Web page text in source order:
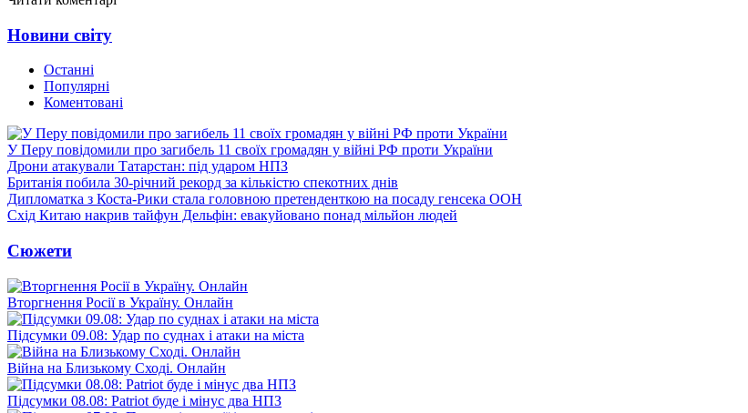
Новини світу
Останні
Популярні
Коментовані
У Перу повідомили про загибель 11 своїх громадян у війні РФ проти України
Дрони атакували Татарстан: під ударом НПЗ
Британія побила 30-річний рекорд за кількістю спекотних днів
Дипломатка з Коста-Рики стала головною претенденткою на посаду генсека ООН
Схід Китаю накрив тайфун Дельфін: евакуйовано понад мільйон людей
Сюжети
Вторгнення Росії в Україну. Онлайн
Підсумки 09.08: Удар по суднах і атаки на міста
Війна на Близькому Сході. Онлайн
Підсумки 08.08: Patriot буде і мінус два НПЗ